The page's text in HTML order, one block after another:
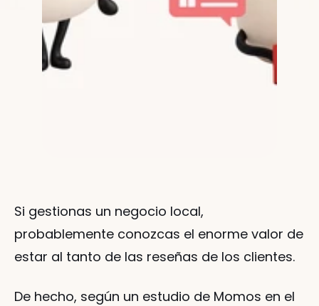
Si gestionas un negocio local,
probablemente conozcas el enorme valor de
estar al tanto de las reseñas de los clientes.
De hecho, según un estudio de Momos en el